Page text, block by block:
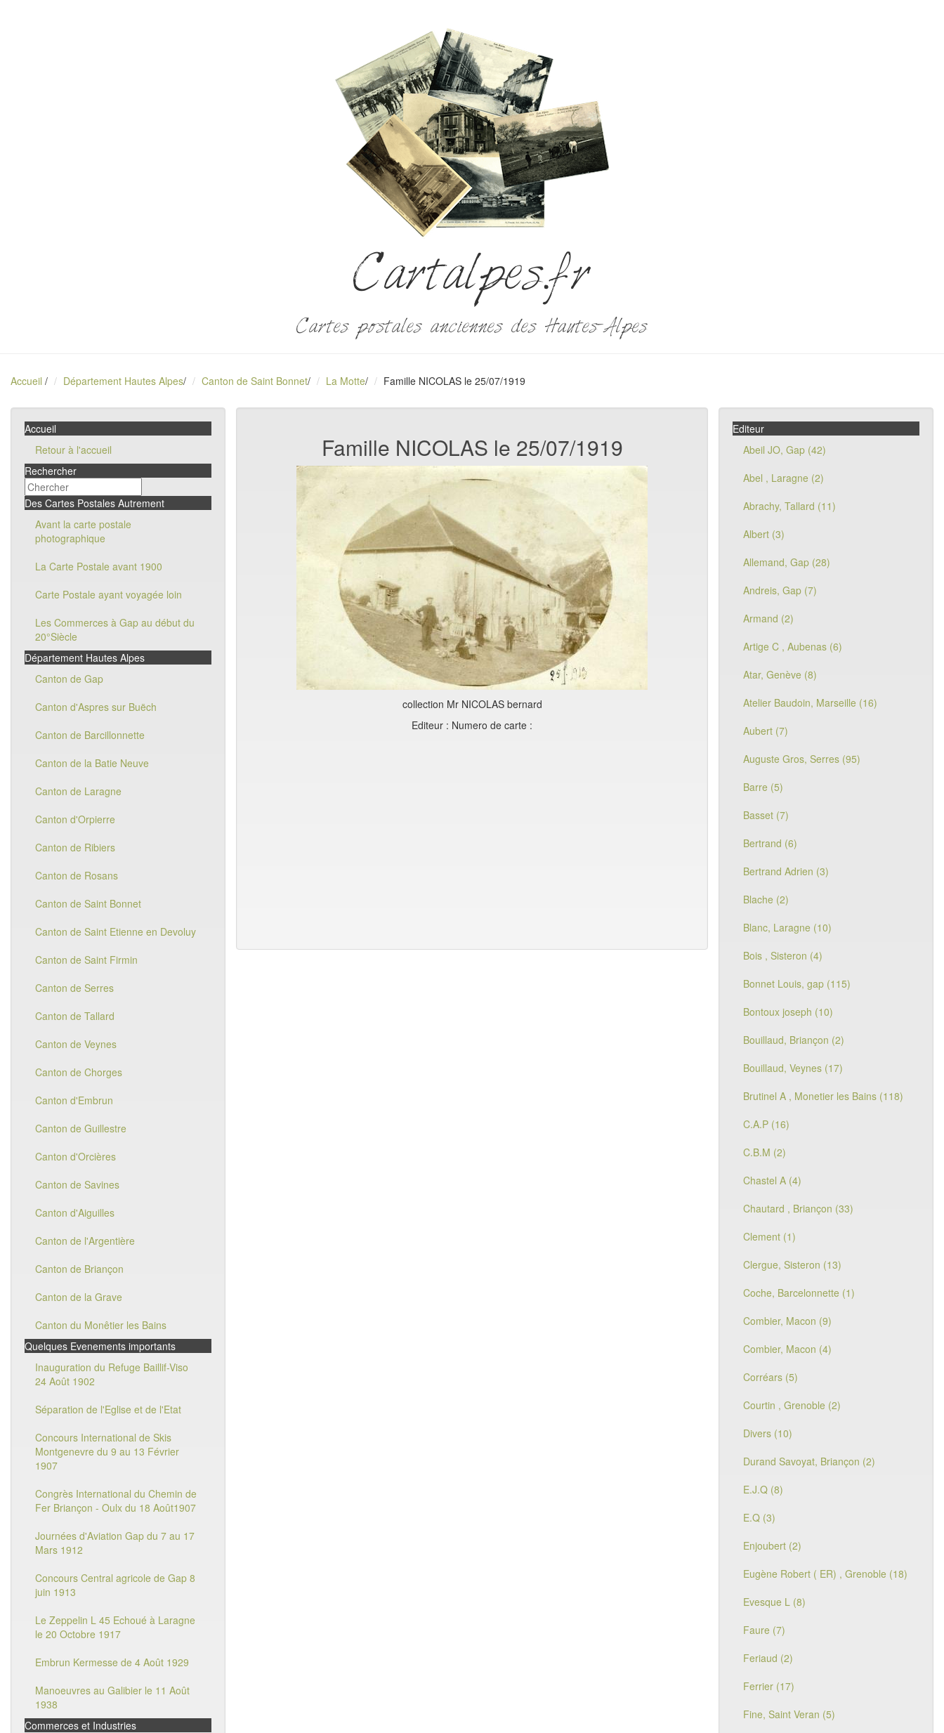
Cartalpes.fr
Cartes postales anciennes des Hautes-Alpes
Accueil / Département Hautes Alpes/ Canton de Saint Bonnet/ La Motte/ Famille NICOLAS le 25/07/1919
Accueil
Retour à l'accueil
Rechercher
Des Cartes Postales Autrement
Avant la carte postale
photographique
La Carte Postale avant 1900
Carte Postale ayant voyagée loin
Les Commerces à Gap au début du
20°Siècle
Département Hautes Alpes
Canton de Gap
Canton d'Aspres sur Buëch
Canton de Barcillonnette
Canton de la Batie Neuve
Canton de Laragne
Canton d'Orpierre
Canton de Ribiers
Canton de Rosans
Canton de Saint Bonnet
Canton de Saint Etienne en Devoluy
Canton de Saint Firmin
Canton de Serres
Canton de Tallard
Canton de Veynes
Canton de Chorges
Canton d'Embrun
Canton de Guillestre
Canton d'Orcières
Canton de Savines
Canton d'Aiguilles
Canton de l'Argentière
Canton de Briançon
Canton de la Grave
Canton du Monêtier les Bains
Quelques Evenements importants
Inauguration du Refuge Baillif-Viso
24 Août 1902
Séparation de l'Eglise et de l'Etat
Concours International de Skis
Montgenevre du 9 au 13 Février
1907
Congrès International du Chemin de
Fer Briançon - Oulx du 18 Août1907
Journées d'Aviation Gap du 7 au 17
Mars 1912
Concours Central agricole de Gap 8
juin 1913
Le Zeppelin L 45 Echoué à Laragne
le 20 Octobre 1917
Embrun Kermesse de 4 Août 1929
Manoeuvres au Galibier le 11 Août
1938
Commerces et Industries
Famille NICOLAS le 25/07/1919
collection Mr NICOLAS bernard
Editeur : Numero de carte :
Editeur
Abeil JO, Gap (42)
Abel , Laragne (2)
Abrachy, Tallard (11)
Albert (3)
Allemand, Gap (28)
Andreis, Gap (7)
Armand (2)
Artige C , Aubenas (6)
Atar, Genève (8)
Atelier Baudoin, Marseille (16)
Aubert (7)
Auguste Gros, Serres (95)
Barre (5)
Basset (7)
Bertrand (6)
Bertrand Adrien (3)
Blache (2)
Blanc, Laragne (10)
Bois , Sisteron (4)
Bonnet Louis, gap (115)
Bontoux joseph (10)
Bouillaud, Briançon (2)
Bouillaud, Veynes (17)
Brutinel A , Monetier les Bains (118)
C.A.P (16)
C.B.M (2)
Chastel A (4)
Chautard , Briançon (33)
Clement (1)
Clergue, Sisteron (13)
Coche, Barcelonnette (1)
Combier, Macon (9)
Combier, Macon (4)
Corréars (5)
Courtin , Grenoble (2)
Divers (10)
Durand Savoyat, Briançon (2)
E.J.Q (8)
E.Q (3)
Enjoubert (2)
Eugène Robert ( ER) , Grenoble (18)
Evesque L (8)
Faure (7)
Feriaud (2)
Ferrier (17)
Fine, Saint Veran (5)